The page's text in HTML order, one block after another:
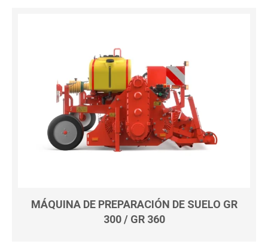
MÁQUINA DE PREPARACIÓN DE SUELO GR
300 / GR 360